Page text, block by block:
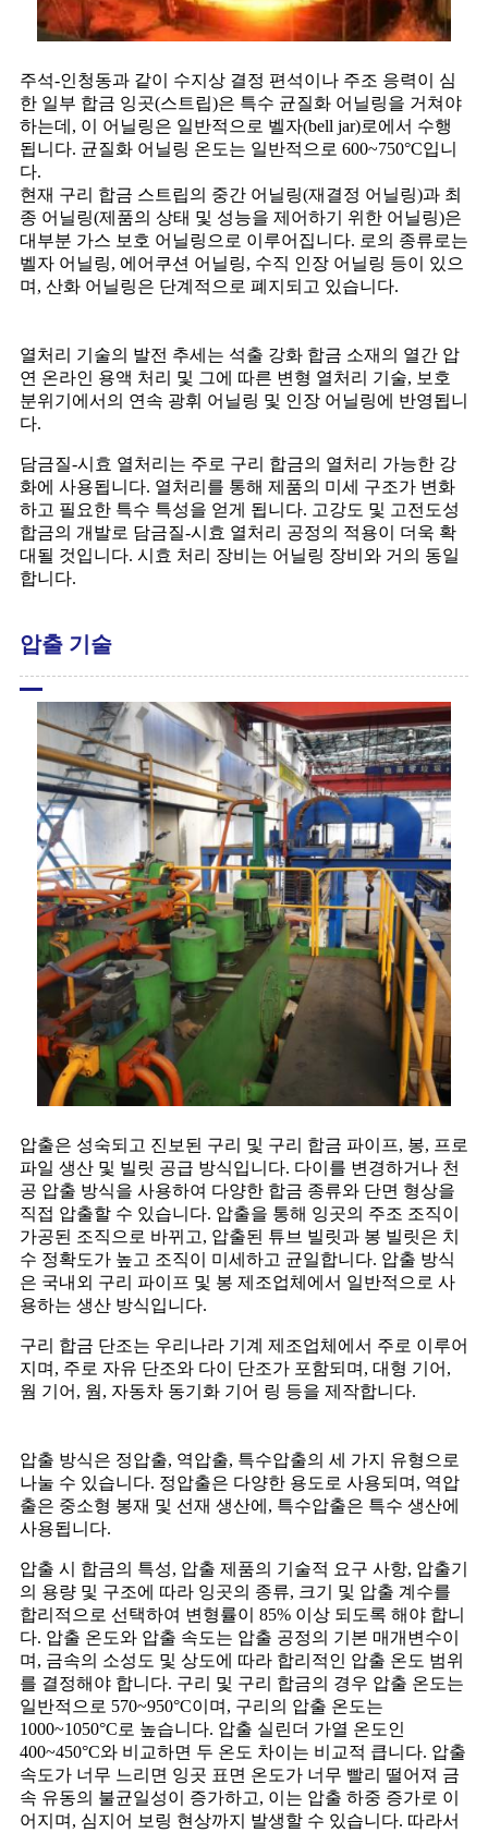
주석-인청동과 같이 수지상 결정 편석이나 주조 응력이 심
한 일부 합금 잉곳(스트립)은 특수 균질화 어닐링을 거쳐야
하는데, 이 어닐링은 일반적으로 벨자(bell jar)로에서 수행
됩니다. 균질화 어닐링 온도는 일반적으로 600~750°C입니
다.
현재 구리 합금 스트립의 중간 어닐링(재결정 어닐링)과 최
종 어닐링(제품의 상태 및 성능을 제어하기 위한 어닐링)은
대부분 가스 보호 어닐링으로 이루어집니다. 로의 종류로는
벨자 어닐링, 에어쿠션 어닐링, 수직 인장 어닐링 등이 있으
며, 산화 어닐링은 단계적으로 폐지되고 있습니다.
열처리 기술의 발전 추세는 석출 강화 합금 소재의 열간 압
연 온라인 용액 처리 및 그에 따른 변형 열처리 기술, 보호
분위기에서의 연속 광휘 어닐링 및 인장 어닐링에 반영됩니
다.
담금질-시효 열처리는 주로 구리 합금의 열처리 가능한 강
화에 사용됩니다. 열처리를 통해 제품의 미세 구조가 변화
하고 필요한 특수 특성을 얻게 됩니다. 고강도 및 고전도성
합금의 개발로 담금질-시효 열처리 공정의 적용이 더욱 확
대될 것입니다. 시효 처리 장비는 어닐링 장비와 거의 동일
합니다.
압출 기술
압출은 성숙되고 진보된 구리 및 구리 합금 파이프, 봉, 프로
파일 생산 및 빌릿 공급 방식입니다. 다이를 변경하거나 천
공 압출 방식을 사용하여 다양한 합금 종류와 단면 형상을
직접 압출할 수 있습니다. 압출을 통해 잉곳의 주조 조직이
가공된 조직으로 바뀌고, 압출된 튜브 빌릿과 봉 빌릿은 치
수 정확도가 높고 조직이 미세하고 균일합니다. 압출 방식
은 국내외 구리 파이프 및 봉 제조업체에서 일반적으로 사
용하는 생산 방식입니다.
구리 합금 단조는 우리나라 기계 제조업체에서 주로 이루어
지며, 주로 자유 단조와 다이 단조가 포함되며, 대형 기어,
웜 기어, 웜, 자동차 동기화 기어 링 등을 제작합니다.
압출 방식은 정압출, 역압출, 특수압출의 세 가지 유형으로
나눌 수 있습니다. 정압출은 다양한 용도로 사용되며, 역압
출은 중소형 봉재 및 선재 생산에, 특수압출은 특수 생산에
사용됩니다.
압출 시 합금의 특성, 압출 제품의 기술적 요구 사항, 압출기
의 용량 및 구조에 따라 잉곳의 종류, 크기 및 압출 계수를
합리적으로 선택하여 변형률이 85% 이상 되도록 해야 합니
다. 압출 온도와 압출 속도는 압출 공정의 기본 매개변수이
며, 금속의 소성도 및 상도에 따라 합리적인 압출 온도 범위
를 결정해야 합니다. 구리 및 구리 합금의 경우 압출 온도는
일반적으로 570~950°C이며, 구리의 압출 온도는
1000~1050°C로 높습니다. 압출 실린더 가열 온도인
400~450°C와 비교하면 두 온도 차이는 비교적 큽니다. 압출
속도가 너무 느리면 잉곳 표면 온도가 너무 빨리 떨어져 금
속 유동의 불균일성이 증가하고, 이는 압출 하중 증가로 이
어지며, 심지어 보링 현상까지 발생할 수 있습니다. 따라서